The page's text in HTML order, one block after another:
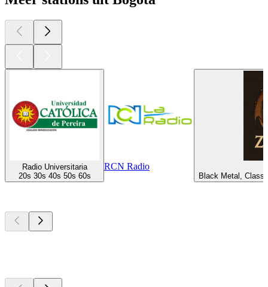
Radio Universitaria
20s 30s 40s 50s 60s
RCN Radio
Black Metal,